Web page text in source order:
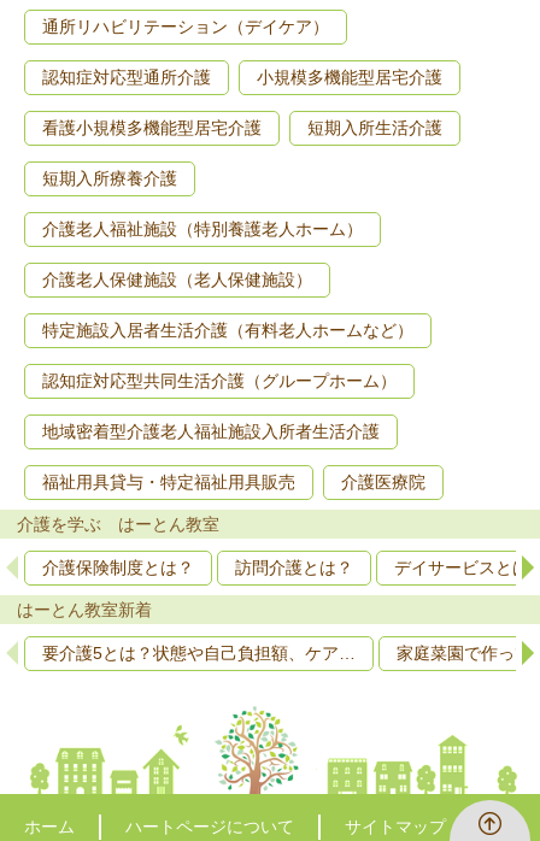
通所リハビリテーション（デイケア）
認知症対応型通所介護 小規模多機能型居宅介護
看護小規模多機能型居宅介護 短期入所生活介護
短期入所療養介護
介護老人福祉施設（特別養護老人ホーム）
介護老人保健施設（老人保健施設）
特定施設入居者生活介護（有料老人ホームなど）
認知症対応型共同生活介護（グループホーム）
地域密着型介護老人福祉施設入所者生活介護
福祉用具貸与・特定福祉用具販売 介護医療院
介護を学ぶ はーとん教室
介護保険制度とは？ 訪問介護とは？ デイサービスとは
はーとん教室新着
要介護5とは？状態や自己負担額、ケア… 家庭菜園で作っ
ホーム ハートページについて サイトマップ